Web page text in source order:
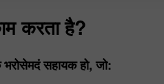
करता है?
सहायक हो, जो: